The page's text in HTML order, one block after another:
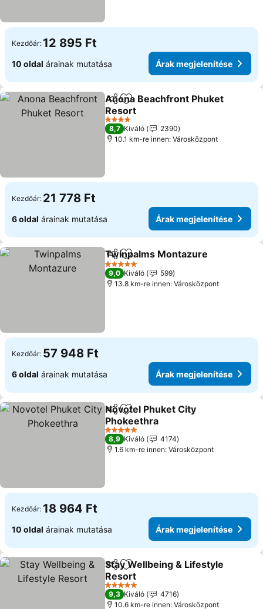
Kezdőár: 12 895 Ft
10 oldal árainak mutatása Árak megjelenítése
Megosztás
Hozzáadás a kedvencekhez
Anona Beachfront Phuket
Resort
Árak megjelenítése
4 Kategória
8,7 Kiváló
2390
10.1 km-re innen: Városközpont
Kezdőár: 21 778 Ft
6 oldal árainak mutatása Árak megjelenítése
Megosztás
Hozzáadás a kedvencekhez
Twinpalms Montazure
5 Kategória
9,0 Kiváló
599
13.8 km-re innen: Városközpont
Kezdőár: 57 948 Ft
6 oldal árainak mutatása Árak megjelenítése
MegosztásHozzáadás a kedvencekhez
Novotel Phuket City
Phokeethra
Árak megjelenítése
5 Kategória
8,9 Kiváló
4174
1.6 km-re innen: Városközpont
Kezdőár: 18 964 Ft
10 oldal árainak mutatása Árak megjelenítése
Megosztás
Hozzáadás a kedvencekhez
Stay Wellbeing & Lifestyle
Resort
Árak megjelenítése
5 Kategória
9,3 Kiváló
4716
10.6 km-re innen: Városközpont